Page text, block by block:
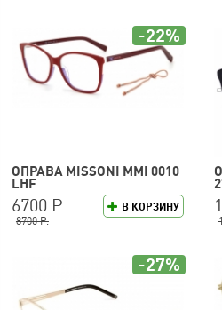
ОПРАВА MISSONI MMI 0010
LHF
В КОРЗИНУ
6700 Р.
8700 Р.
-22%
-27%